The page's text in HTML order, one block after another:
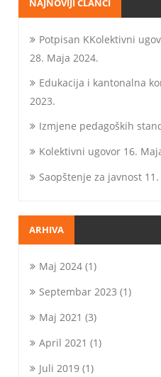
NAJNOVIJI ČLANCI
Potpisan KKolektivni
28. Maja 2024.
Edukacija i kantonalna
2023.
Izmjene pedagoških
Kolektivni ugovor 16.
Saopštenje za javnost
ARHIVA
Maj 2024(1)
Septembar 2023 (1)
Maj 2021 (3)
April 2021 (1)
Juli 2019(1)